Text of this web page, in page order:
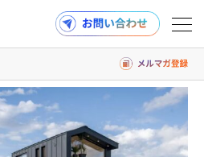
読みもの検索